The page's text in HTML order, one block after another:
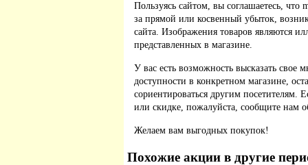
Пользуясь сайтом, вы соглашаетесь, что
за прямой или косвенный убыток,
сайта. Изображения товаров являются
представленных в магазине.
У вас есть возможность высказать свое
доступности в конкретном магазине,
сориентироваться другим
или скидке, пожалуйста, сообщите нам
Желаем вам выгодных покупок!
Похожие акции в другие